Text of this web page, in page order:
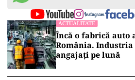
ACTUALITATE
Încă o fabrică auto
România. Industria
angajați pe lună